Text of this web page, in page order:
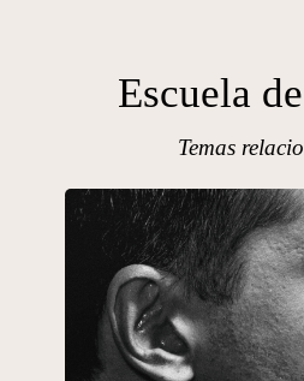
Escuela
Temas